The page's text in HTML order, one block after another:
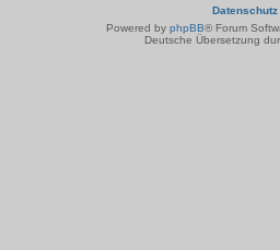
Datenschutz
Powered by phpBB® Forum
Deutsche Übersetzung